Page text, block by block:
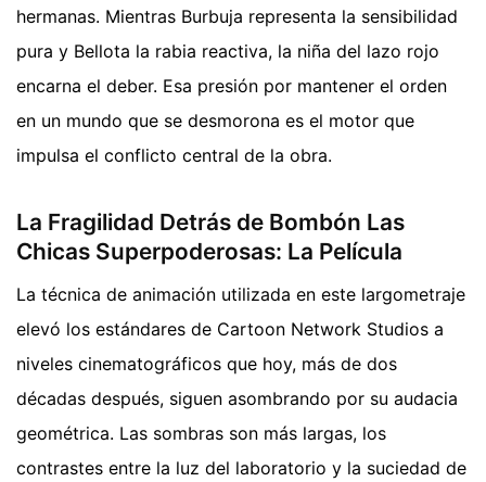
hermanas. Mientras Burbuja representa la sensibilidad
pura y Bellota la rabia reactiva, la niña del lazo rojo
encarna el deber. Esa presión por mantener el orden
en un mundo que se desmorona es el motor que
impulsa el conflicto central de la obra.
La Fragilidad Detrás de Bombón Las
Chicas Superpoderosas: La Película
La técnica de animación utilizada en este largometraje
elevó los estándares de Cartoon Network Studios a
niveles cinematográficos que hoy, más de dos
décadas después, siguen asombrando por su audacia
geométrica. Las sombras son más largas, los
contrastes entre la luz del laboratorio y la suciedad de